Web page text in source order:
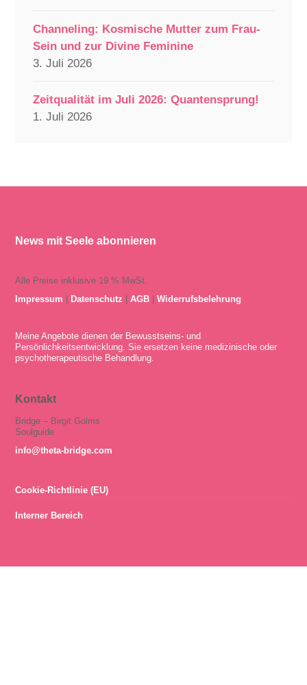
Channeling: Kosmische Mutter zum Frau-
Sein und zur Divine Feminine
3. Juli 2026
Zeitqualität im Juli 2026: Quantensprung!
1. Juli 2026
News mit Seele abonnieren
Alle Preise inklusive 19 % MwSt.
Impressum
Datenschutz |AGB |Widerrufsbelehrung
Meine Angebote dienen der Bewusstseins- und
Persönlichkeitsentwicklung. Sie ersetzen keine medizinische oder
psychotherapeutische Behandlung.
Kontakt
Bridge – Birgit Golms
Soulguide
info@theta-bridge.com
Cookie-Richtlinie (EU)
Interner Bereich